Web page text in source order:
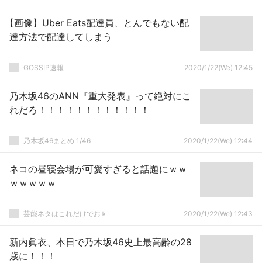
【画像】Uber Eats配達員、とんでもない配
達方法で配達してしまう
GOSSIP速報 2020/1/22(We) 12:45
乃木坂46のANN『重大発表』って絶対にこ
れだろ！！！！！！！！！！！！
乃木坂46まとめ 1/46 2020/1/22(We) 12:44
ネコの昼寝会場が可愛すぎると話題にｗｗ
ｗｗｗｗｗ
芸能ネタはこれだけでおｋ 2020/1/22(We) 12:43
新内眞衣、本日で乃木坂46史上最高齢の28
歳に！！！